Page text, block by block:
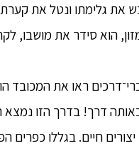
את גלימתו ונטל את
הוא סידר את מושבו,
ראו את
דרך! בדרך הזו נמצא
חיים. בגללו כפרים